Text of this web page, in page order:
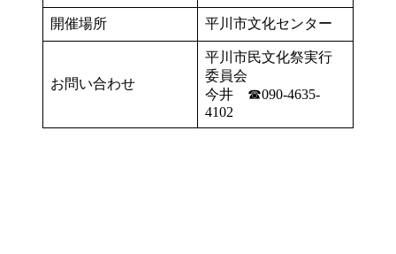
開催場所 平川市文化センター
お問い合わせ
平川市民文化祭実行
委員会
今井 ☎090-4635-
4102